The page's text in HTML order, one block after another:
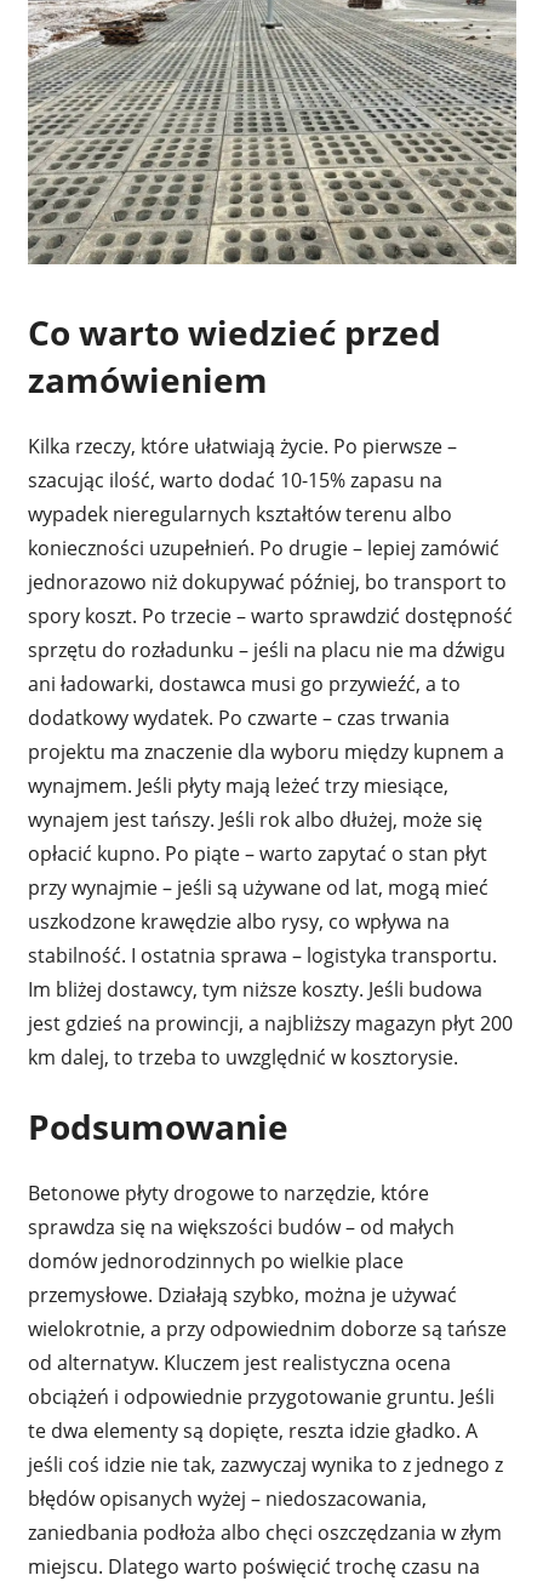
Co warto wiedzieć przed
zamówieniem
Kilka rzeczy, które ułatwiają życie. Po pierwsze –
szacując ilość, warto dodać 10-15% zapasu na
wypadek nieregularnych kształtów terenu albo
konieczności uzupełnień. Po drugie – lepiej zamówić
jednorazowo niż dokupywać później, bo transport to
spory koszt. Po trzecie – warto sprawdzić dostępność
sprzętu do rozładunku – jeśli na placu nie ma dźwigu
ani ładowarki, dostawca musi go przywieźć, a to
dodatkowy wydatek. Po czwarte – czas trwania
projektu ma znaczenie dla wyboru między kupnem a
wynajmem. Jeśli płyty mają leżeć trzy miesiące,
wynajem jest tańszy. Jeśli rok albo dłużej, może się
opłacić kupno. Po piąte – warto zapytać o stan płyt
przy wynajmie – jeśli są używane od lat, mogą mieć
uszkodzone krawędzie albo rysy, co wpływa na
stabilność. I ostatnia sprawa – logistyka transportu.
Im bliżej dostawcy, tym niższe koszty. Jeśli budowa
jest gdzieś na prowincji, a najbliższy magazyn płyt 200
km dalej, to trzeba to uwzględnić w kosztorysie.
Podsumowanie
Betonowe płyty drogowe to narzędzie, które
sprawdza się na większości budów – od małych
domów jednorodzinnych po wielkie place
przemysłowe. Działają szybko, można je używać
wielokrotnie, a przy odpowiednim doborze są tańsze
od alternatyw. Kluczem jest realistyczna ocena
obciążeń i odpowiednie przygotowanie gruntu. Jeśli
te dwa elementy są dopięte, reszta idzie gładko. A
jeśli coś idzie nie tak, zazwyczaj wynika to z jednego z
błędów opisanych wyżej – niedoszacowania,
zaniedbania podłoża albo chęci oszczędzania w złym
miejscu. Dlatego warto poświęcić trochę czasu na